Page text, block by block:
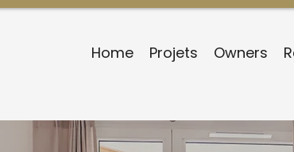
Home Projets Owners